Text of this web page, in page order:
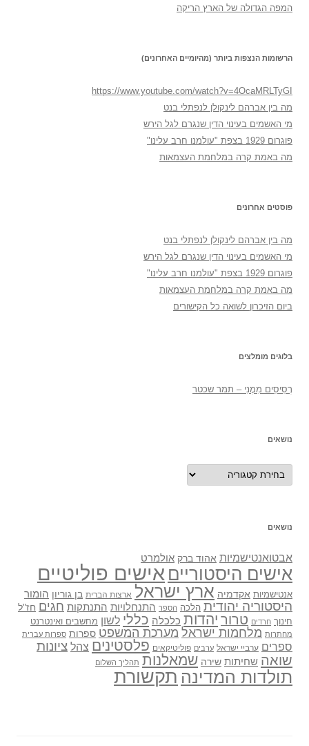
המפה הגדולה של הארץ הריקה
הרשומות הנצפות ביותר (מהיומיים האחרונים)
https://www.youtube.com/watch?v=4OcaMRLTyGI
מה בין אברהם לינקולן לנפתלי בנט
מי האשמים בעינוי הדין שנגרם לגל הירש
פוגרום 1929 בצפת "עולמנו חרב עלינו"
מה באמת קרה במלחמת העצמאות
פוסטים אחרונים
מה בין אברהם לינקולן לנפתלי בנט
מי האשמים בעינוי הדין שנגרם לגל הירש
פוגרום 1929 בצפת "עולמנו חרב עלינו"
מה באמת קרה במלחמת העצמאות
ביום הזיכרון לשואה כל הקישורים
בלוגים מומלצים
רְסִיסִים מִמֶנִי – תמר שכטר
נושאים
נושאים
נושאים
אבטואנטישמיות אהוד ברק אולמרט
אישים היסטוריים אישים פוליטיים
אנטישמיות אקדמיה ארץ ישראל ארצות הברית בן גוריון הומור
היסטוריה יהודית הלכה הספר התנחלויות התנתקות חגים חז"ל
חינוך חרדים טרור יהדות כלכלה כללי לשון מחשבים ואינטרנט
מחתרות מלחמות ישראל מערכת המשפט ספרות ספרות עברית
ספרים ערביי ישראל ערבים פוליטיקאים פלסטינים צהל ציונות
שואה שחיתות שירה שמאלנות תהליך השלום
תולדות המדינה תקשורת